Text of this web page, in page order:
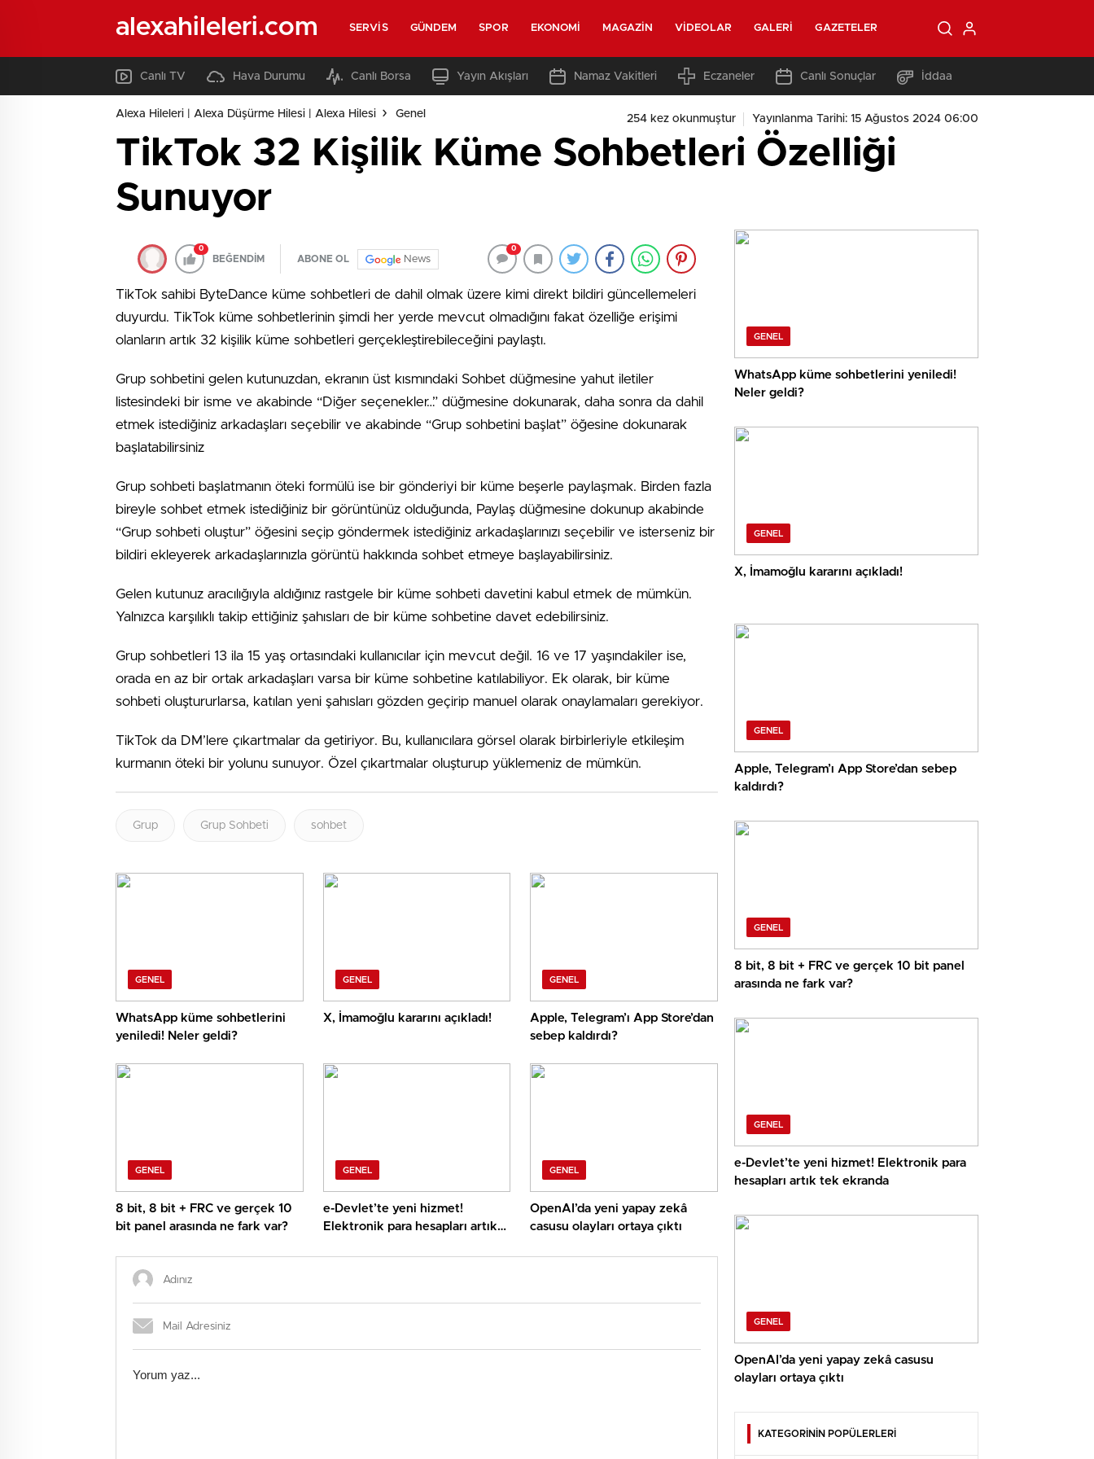
alexahileleri.com SERVIS GÜNDEM SPOR EKONOMI MAGAZIN VIDEOLAR GALERI GAZETELER
Canlı TV Hava Durumu Canlı Borsa Yayın Akışları Namaz Vakitleri Eczaneler Canlı Sonuçlar İddaa
Alexa Hileleri | Alexa Düşürme Hilesi | Alexa Hilesi Genel 254 kez okunmuştur Yayınlanma Tarihi: 15 Ağustos 2024 06:00
TikTok 32 Kişilik Küme Sohbetleri Özelliği
Sunuyor
0
BEĞENDİM ABONE OL News
0
TikTok sahibi ByteDance küme sohbetleri de dahil olmak üzere kimi direkt bildiri güncellemeleri
duyurdu. TikTok küme sohbetlerinin şimdi her yerde mevcut olmadığını fakat özelliğe erişimi
olanların artık 32 kişilik küme sohbetleri gerçekleştirebileceğini paylaştı.
Grup sohbetini gelen kutunuzdan, ekranın üst kısmındaki Sohbet düğmesine yahut iletiler
listesindeki bir isme ve akabinde “Diğer seçenekler…” düğmesine dokunarak, daha sonra da dahil
etmek istediğiniz arkadaşları seçebilir ve akabinde “Grup sohbetini başlat” öğesine dokunarak
başlatabilirsiniz
Grup sohbeti başlatmanın öteki formülü ise bir gönderiyi bir küme beşerle paylaşmak. Birden fazla
bireyle sohbet etmek istediğiniz bir görüntünüz olduğunda, Paylaş düğmesine dokunup akabinde
“Grup sohbeti oluştur” öğesini seçip göndermek istediğiniz arkadaşlarınızı seçebilir ve isterseniz bir
bildiri ekleyerek arkadaşlarınızla görüntü hakkında sohbet etmeye başlayabilirsiniz.
Gelen kutunuz aracılığıyla aldığınız rastgele bir küme sohbeti davetini kabul etmek de mümkün.
Yalnızca karşılıklı takip ettiğiniz şahısları de bir küme sohbetine davet edebilirsiniz.
Grup sohbetleri 13 ila 15 yaş ortasındaki kullanıcılar için mevcut değil. 16 ve 17 yaşındakiler ise,
orada en az bir ortak arkadaşları varsa bir küme sohbetine katılabiliyor. Ek olarak, bir küme
sohbeti oluştururlarsa, katılan yeni şahısları gözden geçirip manuel olarak onaylamaları gerekiyor.
TikTok da DM’lere çıkartmalar da getiriyor. Bu, kullanıcılara görsel olarak birbirleriyle etkileşim
kurmanın öteki bir yolunu sunuyor. Özel çıkartmalar oluşturup yüklemeniz de mümkün.
Grup Grup Sohbeti sohbet
GENEL
WhatsApp küme sohbetlerini
yeniledi! Neler geldi?
GENEL
X, İmamoğlu kararını açıkladı!
GENEL
Apple, Telegram’ı App Store’dan
sebep kaldırdı?
GENEL
8 bit, 8 bit + FRC ve gerçek 10
bit panel arasında ne fark var?
GENEL
e-Devlet’te yeni hizmet!
Elektronik para hesapları artık
GENEL
OpenAI’da yeni yapay zekâ
casusu olayları ortaya çıktı
GENEL
WhatsApp küme sohbetlerini yeniledi!
Neler geldi?
GENEL
X, İmamoğlu kararını açıkladı!
GENEL
Apple, Telegram’ı App Store’dan sebep
kaldırdı?
GENEL
8 bit, 8 bit + FRC ve gerçek 10 bit panel
arasında ne fark var?
GENEL
e-Devlet’te yeni hizmet! Elektronik para
hesapları artık tek ekranda
GENEL
OpenAI’da yeni yapay zekâ casusu
olayları ortaya çıktı
KATEGORİNİN POPÜLERLERİ